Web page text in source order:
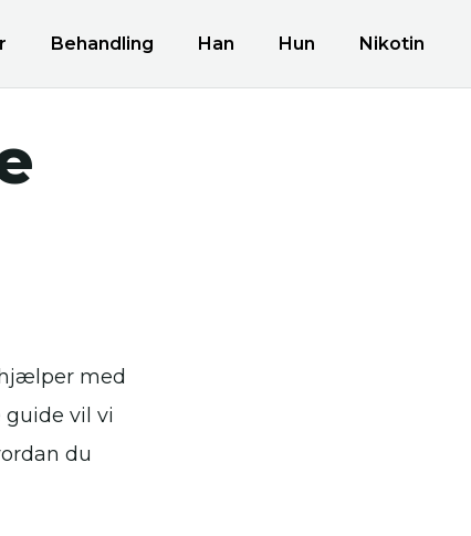
Behandling Han Hun Nikotin
med
vil vi
du